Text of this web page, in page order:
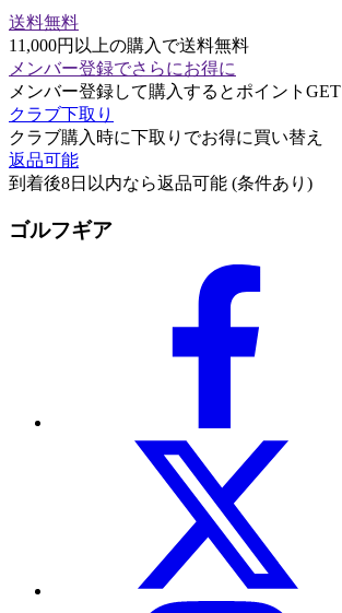
送料無料
11,000円以上の購入で送料無料
メンバー登録でさらにお得に
メンバー登録して購入するとポイントGET
クラブ下取り
クラブ購入時に下取りでお得に買い替え
返品可能
到着後8日以内なら返品可能 (条件あり)
ゴルフギア